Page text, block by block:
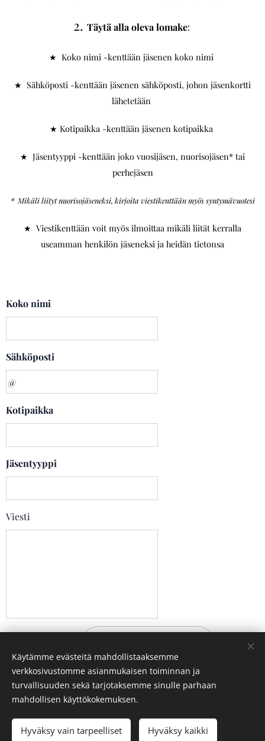
2. Täytä alla oleva lomake:
★ Koko nimi -kenttään jäsenen koko nimi
★ Sähköposti -kenttään jäsenen sähköposti, johon jäsenkortti
lähetetään
★ Kotipaikka -kenttään jäsenen kotipaikka
★ Jäsentyyppi -kenttään joko vuosijäsen, nuorisojäsen* tai
perhejäsen
* Mikäli liityt nuorisojäseneksi, kirjoita viestikenttään myös syntymävuotesi
★ Viestikenttään voit myös ilmoittaa mikäli liität kerralla
useamman henkilön jäseneksi ja heidän tietonsa
Koko nimi
Sähköposti
Kotipaikka
Jäsentyyppi
Viesti
TSKK:n rekisteri- ja tietosuojaseloste
Käytämme evästeitä mahdollistaaksemme
verkkosivustomme asianmukaisen toiminnan ja
turvallisuuden sekä tarjotaksemme sinulle parhaan
mahdollisen käyttökokemuksen.
Hyväksy vain tarpeelliset Hyväksy kaikki